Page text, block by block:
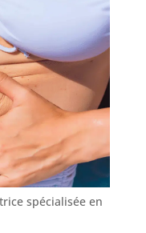
spécialisée en